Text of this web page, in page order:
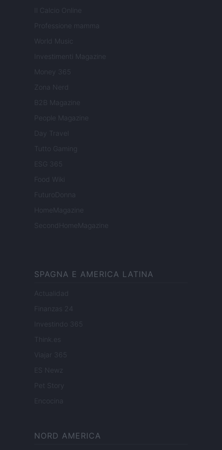
Il Calcio Online
Professione mamma
World Music
Investimenti Magazine
Money 365
Zona Nerd
B2B Magazine
People Magazine
Day Travel
Tutto Gaming
ESG 365
Food Wiki
FuturoDonna
HomeMagazine
SecondHomeMagazine
SPAGNA E AMERICA LATINA
Actualidad
Finanzas 24
Investindo 365
Think.es
Viajar 365
ES Newz
Pet Story
Encocina
NORD AMERICA